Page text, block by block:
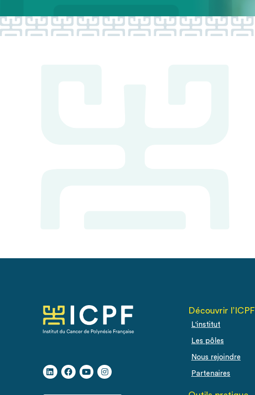
Découvrir l’ICPF
L'institut
Les pôles
Nous rejoindre
Partenaires